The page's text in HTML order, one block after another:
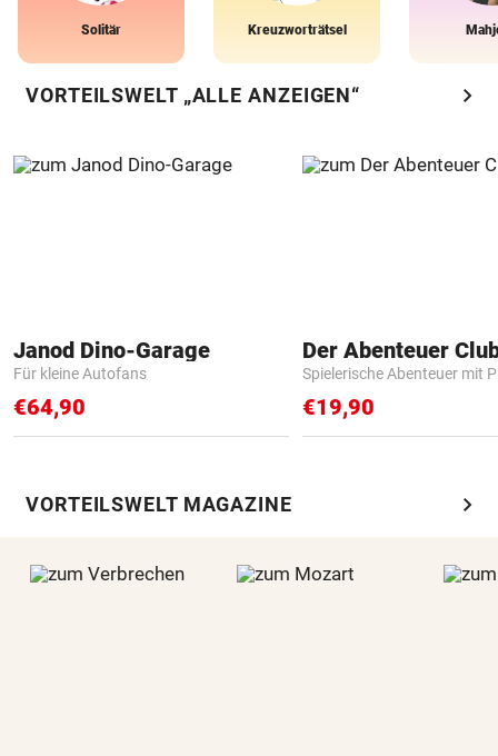
Solitär Kreuzworträtsel
VORTEILSWELT „ALLE ANZEIGEN“ chevron_right
Janod Dino-Garage
Für kleine Autofans
€64,90
Der Abenteuer
Spielerische Abenteuer mit
€19,90
VORTEILSWELT MAGAZINE chevron_right